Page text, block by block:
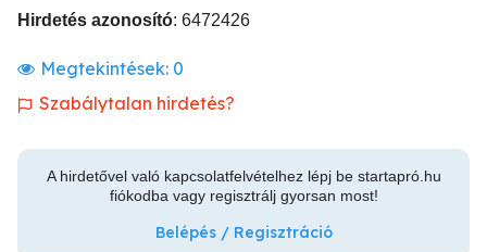
Hirdetés azonosító: 6472426
Megtekintések: 0
Szabálytalan hirdetés?
A hirdetővel való kapcsolatfelvételhez lépj be startapró.hu
fiókodba vagy regisztrálj gyorsan most!
Belépés / Regisztráció